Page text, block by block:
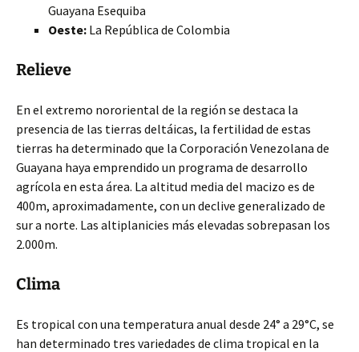
Guayana Esequiba
Oeste: La República de Colombia
Relieve
En el extremo nororiental de la región se destaca la
presencia de las tierras deltáicas, la fertilidad de estas
tierras ha determinado que la Corporación Venezolana de
Guayana haya emprendido un programa de desarrollo
agrícola en esta área. La altitud media del macizo es de
400m, aproximadamente, con un declive generalizado de
sur a norte. Las altiplanicies más elevadas sobrepasan los
2.000m.
Clima
Es tropical con una temperatura anual desde 24° a 29°C, se
han determinado tres variedades de clima tropical en la